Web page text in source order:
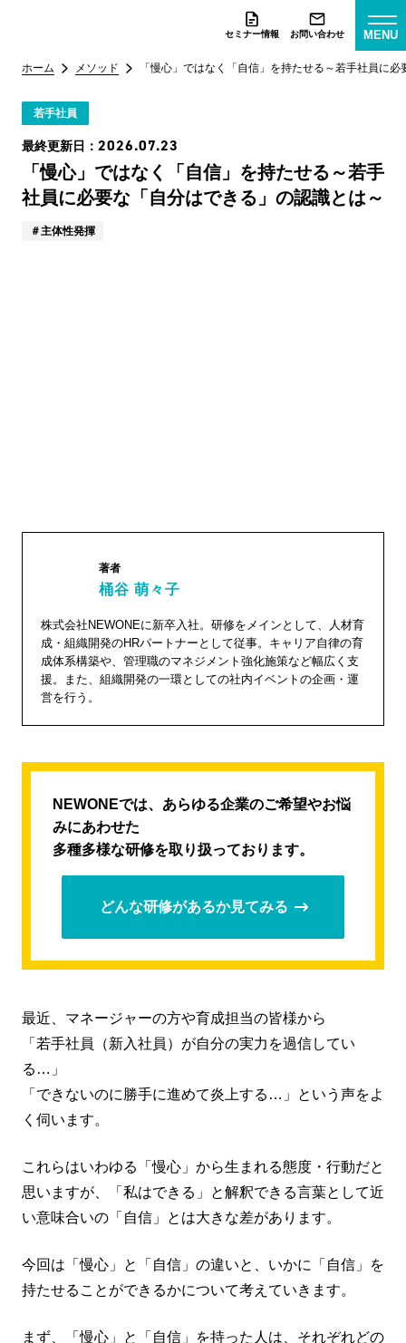
セミナー情報 お問い合わせ MENU
ホーム メソッド 「慢心」ではなく「自信」を持たせる～若手社員に
若手社員
最終更新日： 2026.07.23
「慢心」ではなく「自信」を持たせる～若手
社員に必要な「自分はできる」の認識とは～
主体性発揮
桶谷
萌々子"
width="1
04"
height="
著者
桶谷 萌々子
株式会社NEWONEに新卒入社。研修をメインとして、人材育
成・組織開発のHRパートナーとして従事。キャリア自律の育
成体系構築や、管理職のマネジメント強化施策など幅広く支
援。また、組織開発の一環としての社内イベントの企画・運
営を行う。
NEWONEでは、あらゆる企業のご希望やお悩
みにあわせた
多種多様な研修を取り扱っております。
どんな研修があるか見てみる
最近、マネージャーの方や育成担当の皆様から
「若手社員（新入社員）が自分の実力を過信してい
る…」
「できないのに勝手に進めて炎上する…」という声をよ
く伺います。
これらはいわゆる「慢心」から生まれる態度・行動だと
思いますが、「私はできる」と解釈できる言葉として近
い意味合いの「自信」とは大きな差があります。
今回は「慢心」と「自信」の違いと、いかに「自信」を
持たせることができるかについて考えていきます。
まず、「慢心」と「自信」を持った人は、それぞれどの